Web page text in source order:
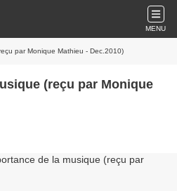
MENU
par Monique Mathieu - Dec.2010)
(reçu par Monique